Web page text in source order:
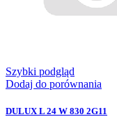
Szybki podgląd
Dodaj do porównania
DULUX L 24 W 830 2G11